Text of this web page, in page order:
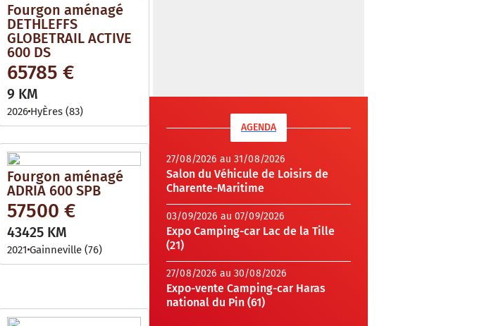
Fourgon aménagé
DETHLEFFS
GLOBETRAIL ACTIVE
600 DS
65785 €
9 KM
2026 HyÈres (83)
Fourgon aménagé
ADRIA 600 SPB
57500 €
43425 KM
2021 Gainneville (76)
AGENDA
27/08/2026 au 31/08/2026
Salon du Véhicule de Loisirs de
Charente-Maritime
03/09/2026 au 07/09/2026
Expo Camping-car Lac de la Tille
(21)
27/08/2026 au 30/08/2026
Expo-vente Camping-car Haras
national du Pin (61)